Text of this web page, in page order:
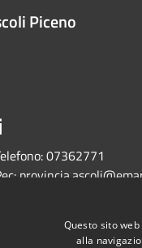
Piceno
07362771
osl.provap@emarche.it
Questo sito
alla